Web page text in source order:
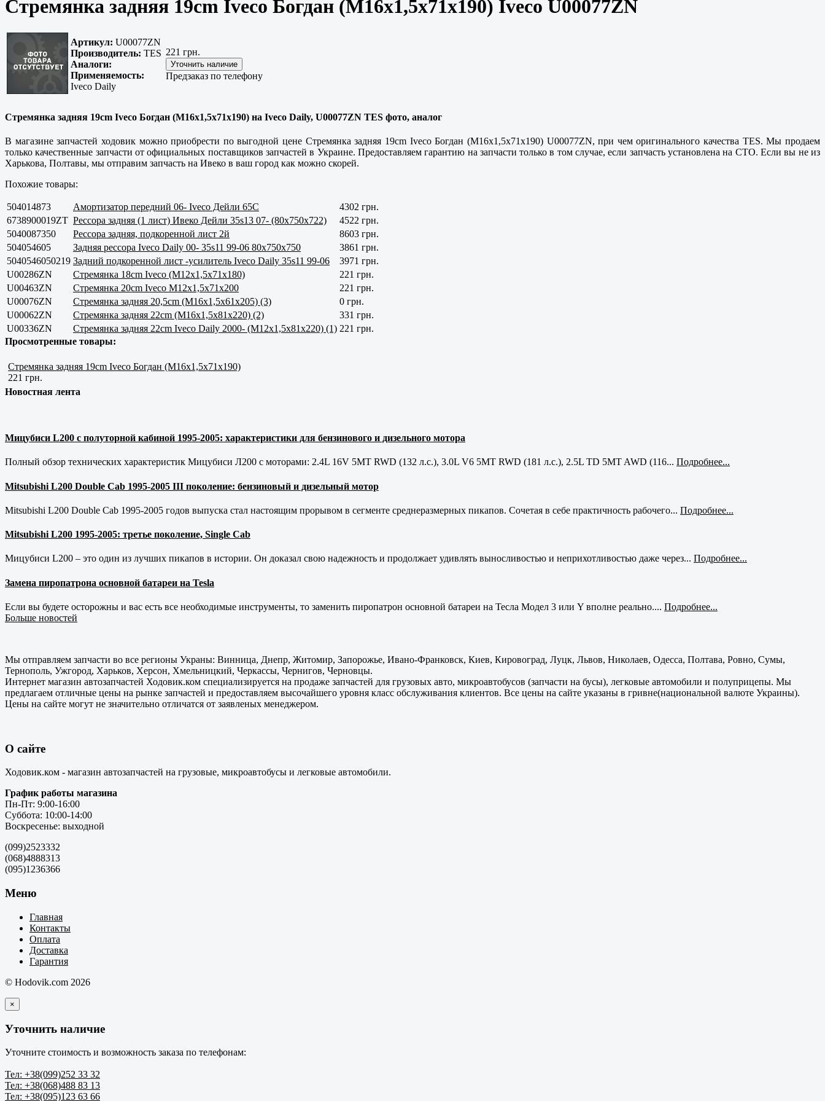
Стремянка задняя 19cm Iveco Богдан (M16x1,5x71x190) Iveco U00077ZN
Артикул: U00077ZN
Производитель: TES
Аналоги:
Применяемость:
Iveco Daily
221 грн.
Предзаказ по телефону
Стремянка задняя 19cm Iveco Богдан (M16x1,5x71x190) на Iveco Daily, U00077ZN TES фото, аналог
В магазине запчастей ходовик можно приобрести по выгодной цене Стремянка задняя 19cm Iveco Богдан (M16x1,5x71x190) U00077ZN, при чем оригинального качества TES. Мы продаем
толькокачественные запчасти от официальных поставщиков запчастей в Украине. Предоставляем гарантию на запчасти только в том случае, если запчасть установлена на СТО. Если вы не из
Харькова, Полтавы, мы отправим запчасть на Ивеко в ваш город как можно скорей.
Похожие товары:
504014873 Амортизатор передний 06- Iveco Дейли 65C
4302 грн.
6738900019ZT Рессора задняя (1 лист) Ивеко Дейли 35s13 07- (80x750x722)
4522 грн.
5040087350
Рессора задняя, подкоренной лист 2й
8603 грн.
504054605
Задняя рессора Iveco Daily 00- 35s11 99-06 80x750х750
3861 грн.
5040546050219 Задний подкоренной лист -усилитель Iveco Daily 35s11 99-06
3971 грн.
U00286ZN
Стремянка 18cm Iveco (M12x1,5x71x180)
221 грн.
U00463ZN
Стремянка 20cm Iveco M12x1,5x71x200
221 грн.
U00076ZN
Стремянка задняя 20,5cm (M16x1,5x61x205) (3)
0 грн.
U00062ZN
Стремянка задняя 22cm (M16x1,5x81x220) (2)
331 грн.
U00336ZN
Стремянка задняя 22cm Iveco Daily 2000- (M12x1,5x81x220) (1) 221 грн.
Просмотренные товары:
Стремянка задняя 19cm Iveco Богдан (M16x1,5x71x190)
221 грн.
Новостная лента
Мицубиси L200 с полуторной кабиной 1995-2005: характеристики для бензинового и дизельного мотора
Полный обзор технических характеристик Мицубиси Л200 с моторами: 2.4L 16V 5MT RWD (132 л.с.), 3.0L V6 5MT RWD (181 л.с.), 2.5L TD 5MT AWD (116... Подробнее...
Mitsubishi L200 Double Cab 1995-2005 III поколение: бензиновый и дизельный мотор
Mitsubishi L200 Double Cab 1995-2005 годов выпуска стал настоящим прорывом в сегменте среднеразмерных пикапов. Сочетая в себе практичность рабочего... Подробнее...
Mitsubishi L200 1995-2005: третье поколение, Single Cab
Мицубиси L200 – это один из лучших пикапов в истории. Он доказал свою надежность и продолжает удивлять выносливостью и неприхотливостью даже через... Подробнее...
Замена пиропатрона основной батареи на Tesla
Если вы будете осторожны и вас есть все необходимые инструменты, то заменить пиропатрон основной батареи на Тесла Модел 3 или Y вполне реально.... Подробнее...
Больше новостей
Мы отправляем запчасти во все регионы Украны: Винница, Днепр, Житомир, Запорожье, Ивано-Франковск, Киев, Кировоград, Луцк, Львов, Николаев, Одесса, Полтава, Ровно, Сумы,
Тернополь, Ужгород, Харьков, Херсон, Хмельницкий, Черкассы, Чернигов, Черновцы.
Интернет магазин автозапчастей Ходовик.ком специализируется на продаже запчастей для грузовых авто, микроавтобусов (запчасти на бусы), легковые автомобили и полуприцепы. Мы
предлагаем отличные цены на рынке запчастей и предоставляем высочайшего уровня класс обслуживания клиентов. Все цены на сайте указаны в гривне(национальной валюте Украины).
Цены на сайте могут не значительно отличатся от заявленых менеджером.
О сайте
Ходовик.ком - магазин автозапчастей на грузовые, микроавтобусы и легковые автомобили.
График работы магазина
Пн-Пт: 9:00-16:00
Суббота: 10:00-14:00
Воскресенье: выходной
(099)2523332
(068)4888313
(095)1236366
Меню
Главная
Контакты
Оплата
Доставка
Гарантия
© Hodovik.com 2026
×
Уточнить наличие
Уточните стоимость и возможность заказа по телефонам:
Тел: +38(099)252 33 32
Тел: +38(068)488 83 13
Тел: +38(095)123 63 66